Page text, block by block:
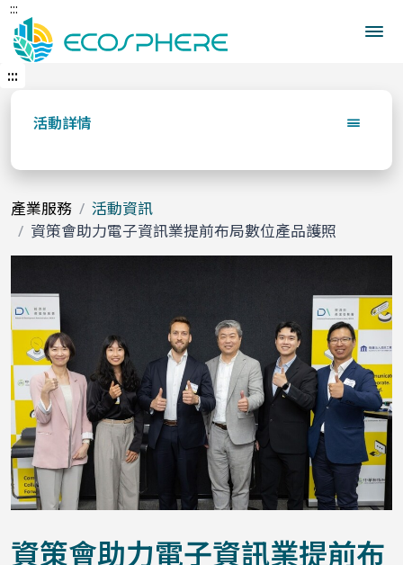
跳
到
中
內
:::
:::
活動詳情
產業服務
活動資訊
資策會助力電子資訊業提前布局數位產品護照
資策會助力電子資訊業提前布